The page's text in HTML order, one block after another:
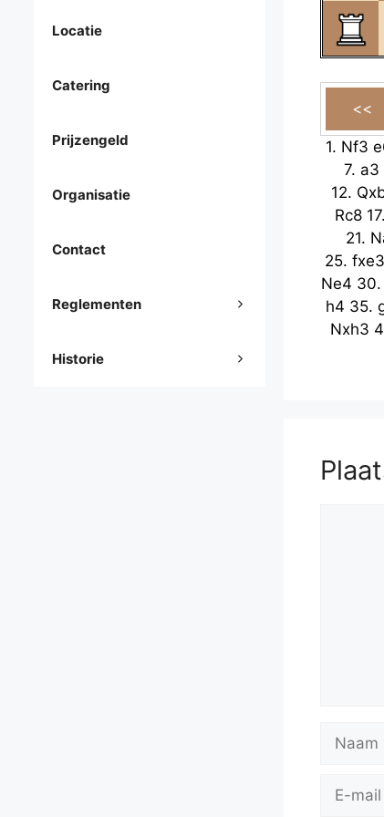
1. Nf3
7. a3
12.
Rc8 17.
21.
25. fxe3
Ne4 30.
h4 35.
Nxh3
mail
Locatie
Catering
Prijzengeld
Organisatie
Contact
Reglementen
Historie